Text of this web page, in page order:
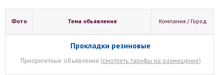
Фото Тема объявления Компания / Город
Прокладки резиновые
Приоритетные объявления (смотреть тарифы на размещение)